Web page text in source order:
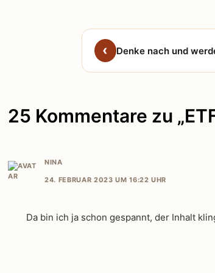
Denke nach und
25 Kommentare zu
NINA
24. FEBRUAR 2023 UM 16:22 UHR
Da bin ich ja schon gespannt, der Inhalt